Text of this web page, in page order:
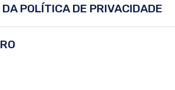
POLÍTICA DE PRIVACIDADE